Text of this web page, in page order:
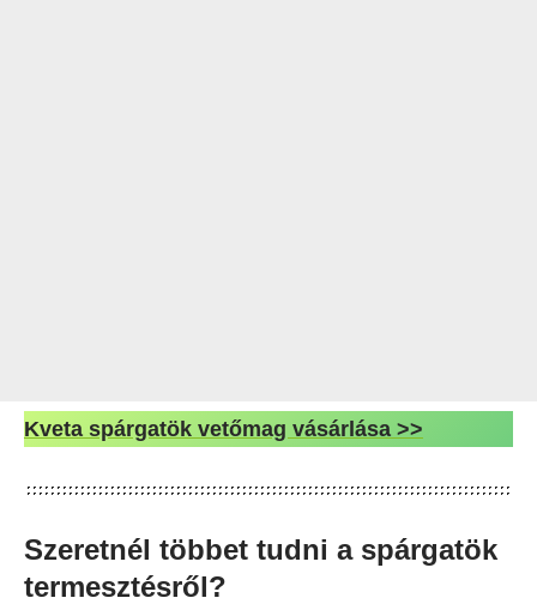
Kveta spárgatök vetőmag vásárlása >>
Szeretnél többet tudni a spárgatök
termesztésről?